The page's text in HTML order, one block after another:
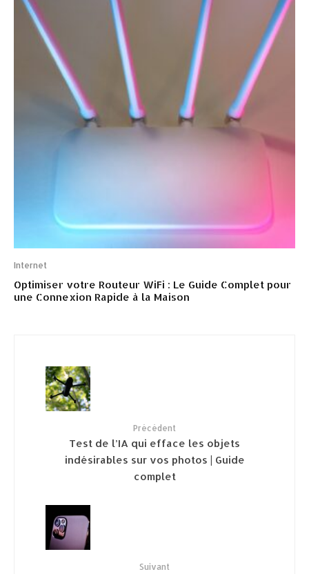
Internet
Optimiser votre Routeur WiFi : Le Guide Complet pour
une Connexion Rapide à la Maison
Précédent
Test de l’IA qui efface les objets
indésirables sur vos photos | Guide
complet
Suivant